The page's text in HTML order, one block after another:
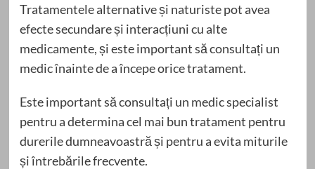
Tratamentele alternative și naturiste pot avea
efecte secundare și interacțiuni cu alte
medicamente, și este important să consultați un
medic înainte de a începe orice tratament.
Este important să consultați un medic specialist
pentru a determina cel mai bun tratament pentru
durerile dumneavoastră și pentru a evita miturile
și întrebările frecvente.